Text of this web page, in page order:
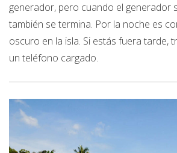
generador, pero cuando el generador
también se termina. Por la noche es
oscuro en la isla. Si estás fuera tarde,
un teléfono cargado.